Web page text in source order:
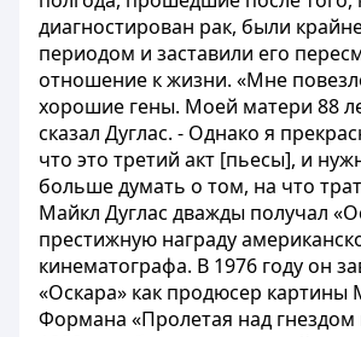
диагностирован рак, были
периодом и заставили его
отношение к жизни. «Мне
хорошие гены. Моей матери 88
сказал Дуглас. - Однако я
что это третий акт [пьесы], и
больше думать о том, на что
Майкл Дуглас дважды получал
престижную награду
кинематографа. В 1976 году он
«Оскара» как продюсер
Формана «Пролетая над гнездом